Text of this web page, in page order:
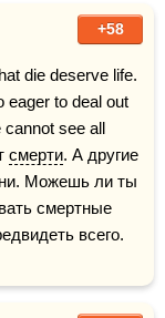
+58
die deserve life.
eager to deal out
cannot see all
смерти. А другие
Можешь ли ты
смертные
всего.